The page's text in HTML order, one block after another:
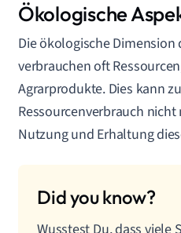
Ökologische
Die ökologische
verbrauchen oft
Agrarprodukte. Dies kann
Ressourcenverbrauch
Nutzung und Erhaltung